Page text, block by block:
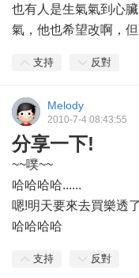
也有人是生氣氣到心
氣，他也希望改啊，
支持 反對
Melody
2010-7-4 08:43:55
分享一下!
~~噗~~
哈哈哈哈......
嗯!明天要來去買樂透了
哈哈哈哈
支持 反對